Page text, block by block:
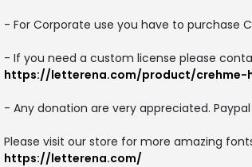
- For Corporate use you have to purchase
- If you need a custom license please
https://letterena.com/product/crehme-
- Any donation are very appreciated.
Please visit our store for more amazing
https://letterena.com/